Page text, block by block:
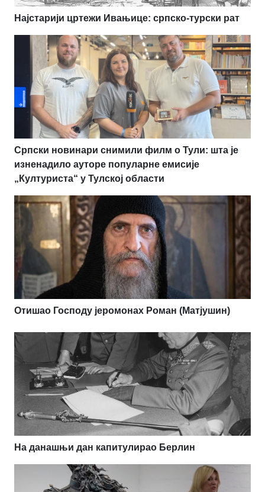
Најстарији цртежи Ивањице: српско-турски рат
Српски новинари снимили филм о Тули: шта је
изненадило ауторе популарне емисије
„Културиста“ у Тулској области
Отишао Господу јеромонах Роман (Матјушин)
На данашњи дан капитулирао Берлин